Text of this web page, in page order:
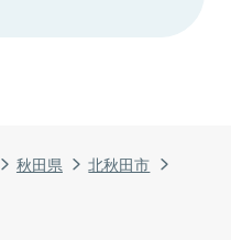
秋田県
北秋田市